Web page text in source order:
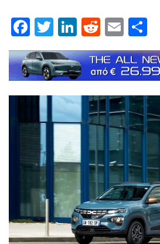
Facebook
Twitter
LinkedIn
Reddit
Email